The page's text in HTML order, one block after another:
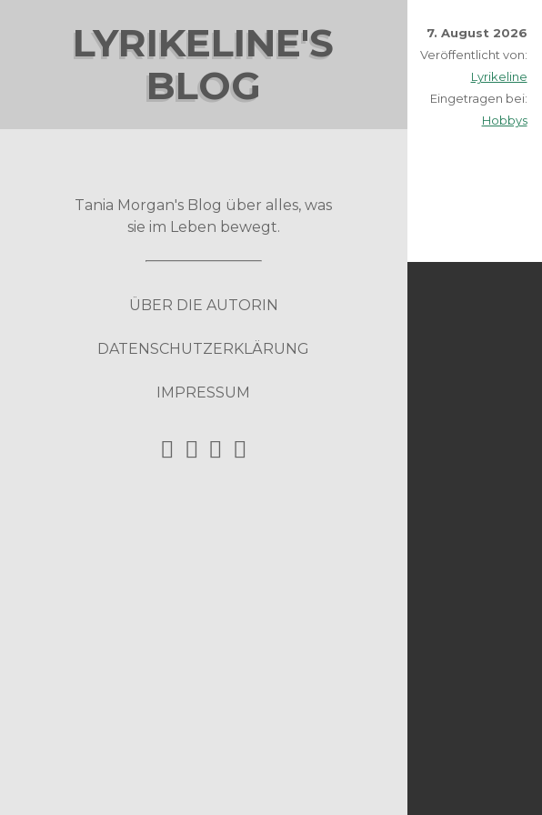
LYRIKELINE'S
BLOG
Tania Morgan's Blog über alles, was
sie im Leben bewegt.
ÜBER DIE AUTORIN
DATENSCHUTZERKLÄRUNG
IMPRESSUM
7. August 2026
Veröffentlicht von:
Lyrikeline
Eingetragen bei:
Hobbys